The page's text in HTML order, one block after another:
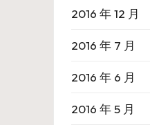
2016 年 12 月
2016 年 7 月
2016 年 6 月
2016 年 5 月